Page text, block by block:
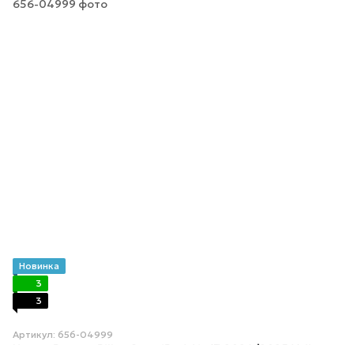
Новинка
3
3
Артикул: 656-04999